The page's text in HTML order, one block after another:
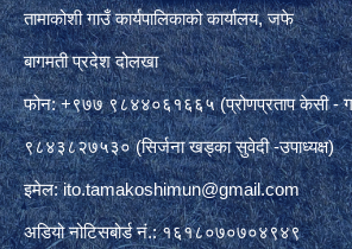
तामाकोशी गाउँ कार्यपालिकाको कार्यालय, जफे
बागमती प्रदेश दोलखा
फोन: +९७७ ९८४४०६१६६५ (प्रोणप्रताप केसी -
९८४३८२७५३० (सिर्जना खड्का सुवेदी -उपाध्यक्ष)
इमेल:ito.tamakoshimun@gmail.com
अडियो नोटिसबोर्ड नं.: १६१८०७०७०४९४९